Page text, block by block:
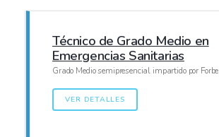
Técnico de Grado Medio en
Emergencias Sanitarias
Grado Medio semipresencial impartido por Forbe
VER DETALLES